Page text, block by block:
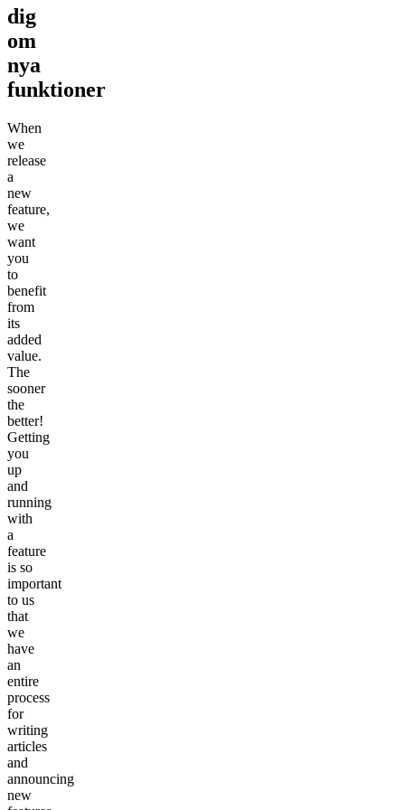
dig
om
nya
funktioner
When
we
release
a
new
feature,
we
want
you
to
benefit
from
its
added
value.
The
sooner
the
better!
Getting
you
up
and
running
with
a
feature
is so
important
to us
that
we
have
an
entire
process
for
writing
articles
and
announcing
new